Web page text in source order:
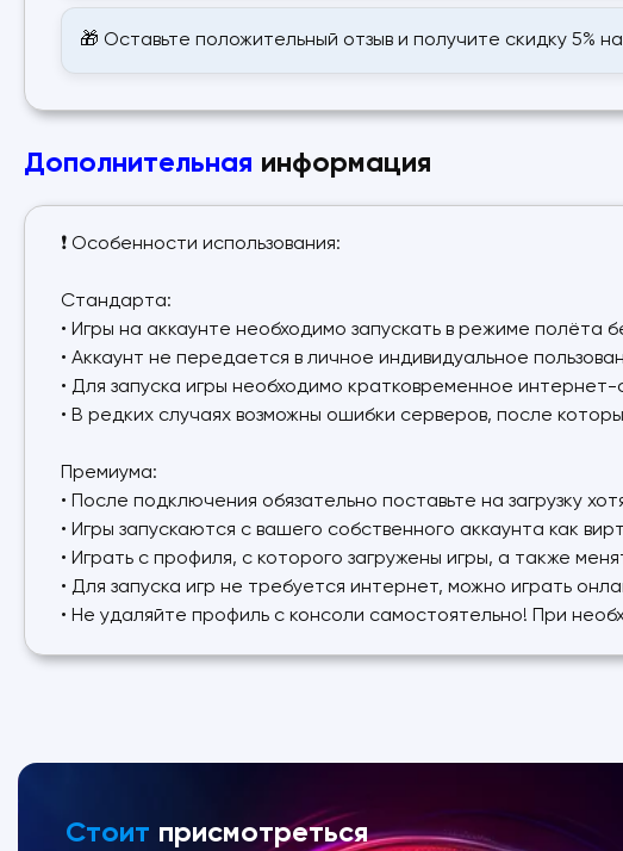
🎁 Оставьте положительный отзыв и получите скидку 5%
Дополнительная информация
❗ Особенности использования:
Стандарта:
• Игры на аккаунте необходимо запускать в режиме
• Аккаунт не передается в личное индивидуальное
• Для запуска игры необходимо кратковременное
• В редких случаях возможны ошибки серверов, после
Премиума:
• После подключения обязательно поставьте на загрузку
• Игры запускаются с вашего собственного аккаунта как
• Играть с профиля, с которого загружены игры, а также
• Для запуска игр не требуется интернет, можно играть
• Не удаляйте профиль с консоли самостоятельно! При
Стоит присмотреться